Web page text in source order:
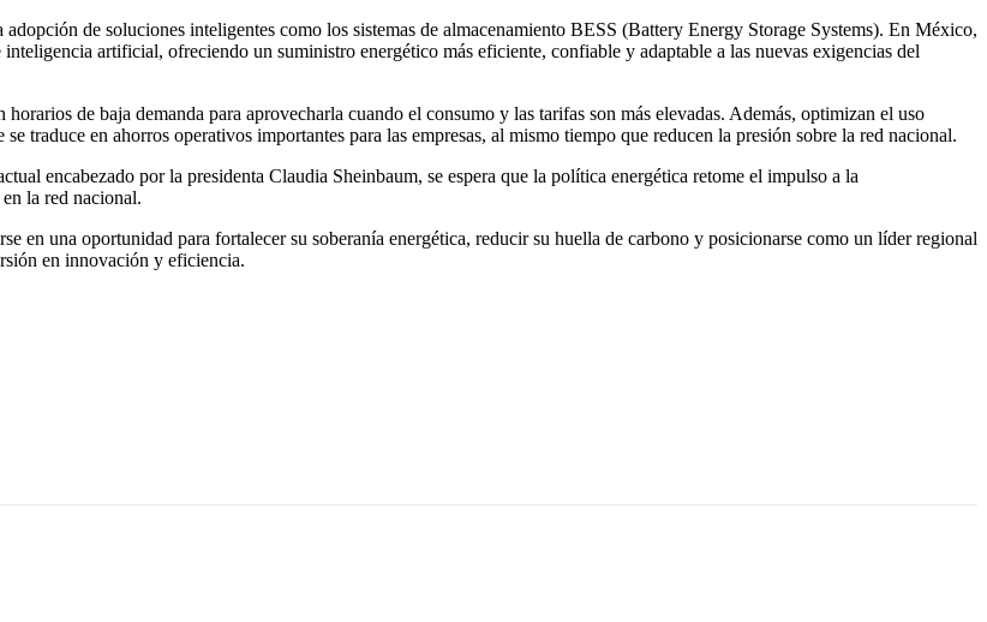
de soluciones inteligentes como los sistemas de almacenamiento BESS (Battery Energy Storage Systems). En México,
artificial, ofreciendo un suministro energético más eficiente, confiable y adaptable a las nuevas exigencias del
de baja demanda para aprovecharla cuando el consumo y las tarifas son más elevadas. Además, optimizan el uso
traduce en ahorros operativos importantes para las empresas, al mismo tiempo que reducen la presión sobre la red nacional.
encabezado por la presidenta Claudia Sheinbaum, se espera que la política energética retome el impulso a la
la red nacional.
en una oportunidad para fortalecer su soberanía energética, reducir su huella de carbono y posicionarse como un líder regional
en innovación y eficiencia.